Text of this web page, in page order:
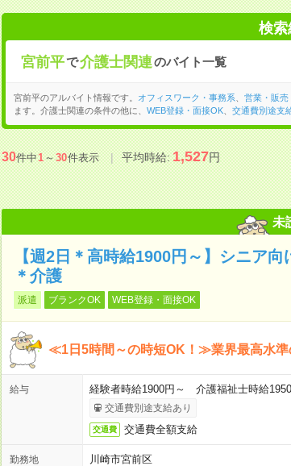
検索
宮前平で介護士関連のバイト一覧
宮前平のアルバイト情報です。 オフィスワーク・事務系 営業・販売
ます。介護士関連の条件の他に、 WEB登録・面接OK、 交通費別途支
30件中1～30件表示 平均時給:1,527円
未
【週2日＊高時給1900円～】シニア
＊介護
派遣 ブランクOK WEB登録・面接OK
≪1日5時間～の時短OK！≫業界最高水準
給与 経験者時給1900円～ 介護福祉士時給
交通費別途支給あり
交通費 交通費全額支給
勤務地
川崎市宮前区